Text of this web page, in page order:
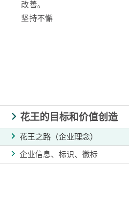
改善。
坚持不懈
花王的目标和价值创造
花王之路（企业理念）
企业信息、标识、徽标